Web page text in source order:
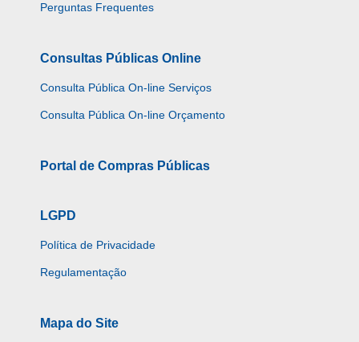
Perguntas Frequentes
Consultas Públicas Online
Consulta Pública On-line Serviços
Consulta Pública On-line Orçamento
Portal de Compras Públicas
LGPD
Política de Privacidade
Regulamentação
Mapa do Site